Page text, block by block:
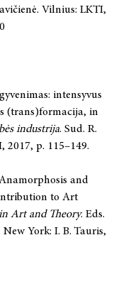
Vilnius: LKTI,
intensyvus
(trans)formacija, in
industrija. Sud. R.
2017, p. 115–149.
and
to Art
Art and Theory. Eds.
York: I. B. Tauris,